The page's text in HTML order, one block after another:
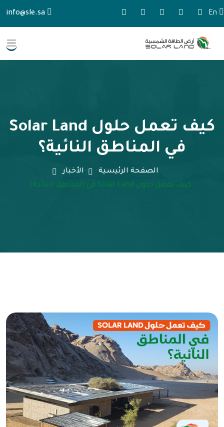
info@sle.sa En
كيف تعمل حلول Solar Land
في المناطق النائية؟
الصفحة الرئيسية
الأخبار
كيف تعمل حلول Solar Land في المناطق النائية؟